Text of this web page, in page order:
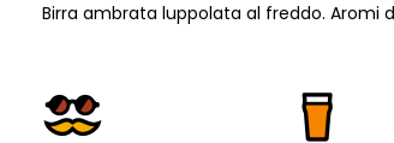
Birra ambrata luppolata al freddo. Aromi